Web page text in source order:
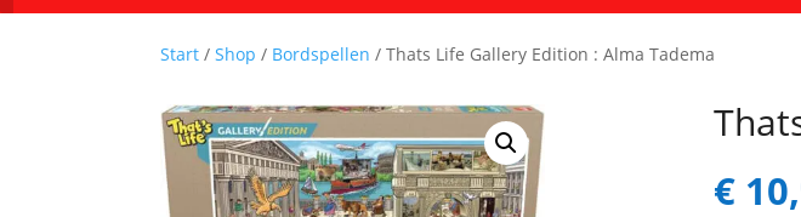
Start / Shop / Bordspellen / Thats Life Gallery Edition : Alma Tadema
€